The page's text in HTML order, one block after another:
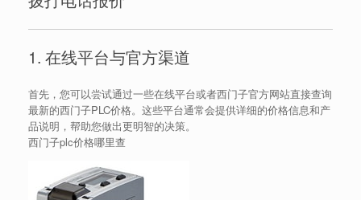
1. 在线平台与官方渠道
首先，您可以尝试通过一些在线平台或者西门子官方网站直接查询
最新的西门子PLC价格。这些平台通常会提供详细的价格信息和产
品说明，帮助您做出更明智的决策。
西门子plc价格哪里查